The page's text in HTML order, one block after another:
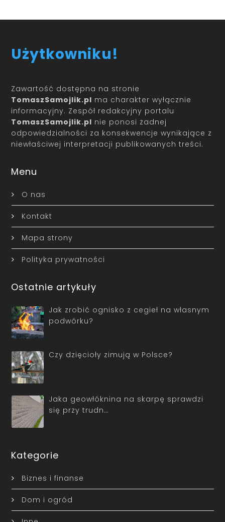
Użytkowniku!
Zawartość dostępna na stronie
TomaszSamojlik.pl ma charakter wyłącznie
informacyjny. Zespół redakcyjny portalu
TomaszSamojlik.pl nie ponosi żadnej
odpowiedzialności za konsekwencje wynikające z
niewłaściwej interpretacji publikowanych treści.
Menu
O nas
Kontakt
Mapa strony
Polityka prywatności
Ostatnie artykuły
Jak zrobić ognisko z cegieł na własnym
podwórku?
Czy dzięcioły zimują w Polsce?
Jaka geowłóknina na skarpę sprawdzi
się przy trudn…
Kategorie
Biznes i finanse
Dom i ogród